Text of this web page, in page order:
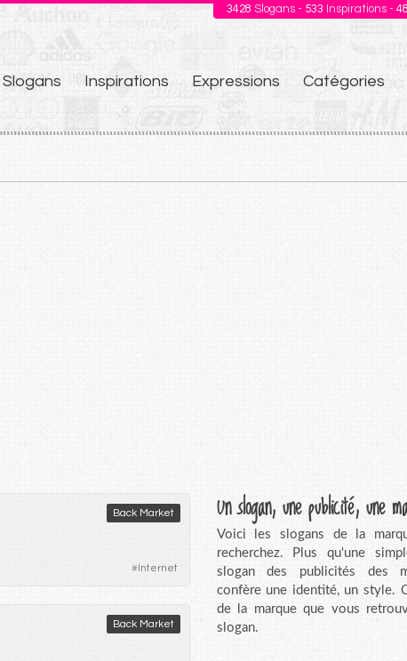
3428 Slogans - 533 Inspirations -
Slogans Inspirations Expressions Catégories
Back Market
#Internet
Back Market
Un slogan, une publicité, une
Voici les slogans de la
recherchez. Plus qu'une
slogan des publicités des
confère une identité, un style.
de la marque que vous
slogan.